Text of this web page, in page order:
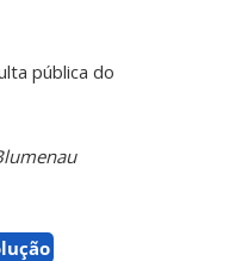
pública do